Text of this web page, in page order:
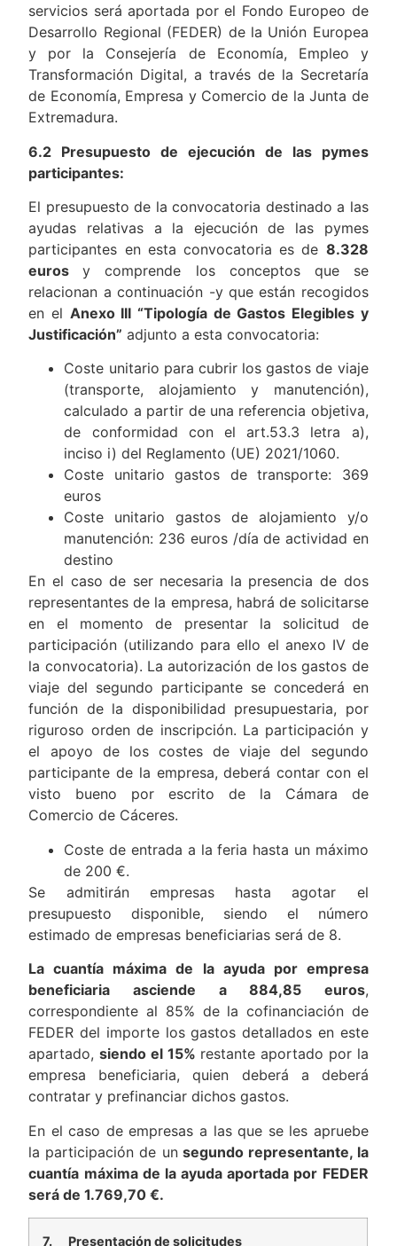
servicios será aportada por el Fondo Europeo de
Desarrollo Regional (FEDER) de la Unión Europea
y por la Consejería de Economía, Empleo y
Transformación Digital, a través de la Secretaría
de Economía, Empresa y Comercio de la Junta de
Extremadura.
6.2 Presupuesto de ejecución de las pymes
participantes:
El presupuesto de la convocatoria destinado a las
ayudas relativas a la ejecución de las pymes
participantes en esta convocatoria es de 8.328
eurosy comprende los conceptos que se
relacionan a continuación -y que están recogidos
en el Anexo III “Tipología de Gastos Elegibles y
Justificación” adjunto a esta convocatoria:
Coste unitario para cubrir los gastos de viaje
(transporte, alojamiento y manutención),
calculado a partir de una referencia objetiva,
de conformidad con el art.53.3 letra a),
inciso i) del Reglamento (UE) 2021/1060.
Coste unitario gastos de transporte: 369
euros
Coste unitario gastos de alojamiento y/o
manutención: 236 euros /día de actividad en
destino
En el caso de ser necesaria la presencia de dos
representantes de la empresa, habrá de solicitarse
en el momento de presentar la solicitud de
participación (utilizando para ello el anexo IV de
la convocatoria). La autorización de los gastos de
viaje del segundo participante se concederá en
función de la disponibilidad presupuestaria, por
riguroso orden de inscripción. La participación y
el apoyo de los costes de viaje del segundo
participante de la empresa, deberá contar con el
visto bueno por escrito de la Cámara de
Comercio de Cáceres.
Coste de entrada a la feria hasta un máximo
de 200 €.
Se admitirán empresas hasta agotar el
presupuesto disponible, siendo el número
estimado de empresas beneficiarias será de 8.
La cuantía máxima de la ayuda por empresa
beneficiaria asciende a 884,85 euros,
correspondiente al 85% de la cofinanciación de
FEDER del importe los gastos detallados en este
apartado,siendo el 15% restante aportado por la
empresa beneficiaria, quien deberá a deberá
contratar y prefinanciar dichos gastos.
En el caso de empresas a las que se les apruebe
la participación de unsegundo representante, la
cuantía máxima de la ayuda aportada por FEDER
será de 1.769,70 €.
7. Presentación de solicitudes